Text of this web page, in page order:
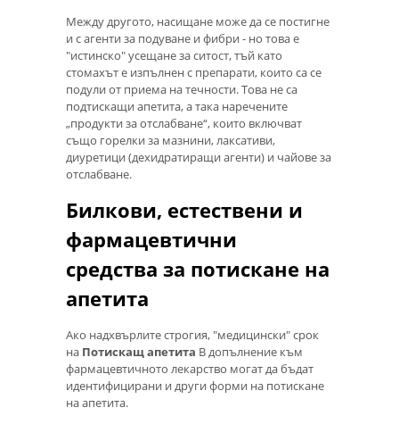
Между другото, насищане може да се постигне
и с агенти за подуване и фибри - но това е
"истинско" усещане за ситост, тъй като
стомахът е изпълнен с препарати, които са се
подули от приема на течности. Това не са
подтискащи апетита, а така наречените
„продукти за отслабване“, които включват
също горелки за мазнини, лаксативи,
диуретици (дехидратиращи агенти) и чайове за
отслабване.
Билкови, естествени и
фармацевтични
средства за потискане на
апетита
Ако надхвърлите строгия, "медицински" срок
на Потискащ апетита В допълнение към
фармацевтичното лекарство могат да бъдат
идентифицирани и други форми на потискане
на апетита.